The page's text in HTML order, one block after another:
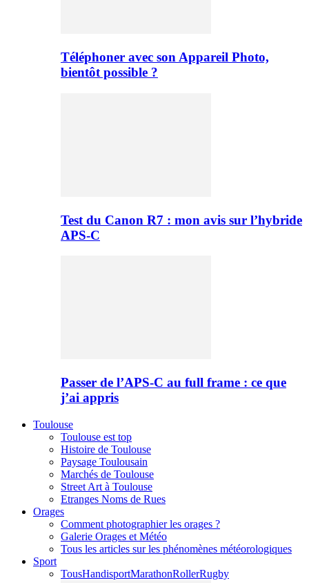
Téléphoner avec son Appareil Photo,
bientôt possible ?
Test du Canon R7 : mon avis sur l’hybride
APS-C
Passer de l’APS-C au full frame : ce que
j’ai appris
Toulouse
Toulouse est top
Histoire de Toulouse
Paysage Toulousain
Marchés de Toulouse
Street Art à Toulouse
Etranges Noms de Rues
Orages
Comment photographier les orages ?
Galerie Orages et Météo
Tous les articles sur les phénomènes météorologiques
Sport
TousHandisportMarathonRollerRugby